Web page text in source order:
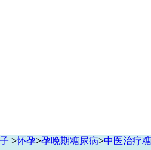
>怀孕>孕晚期糖尿病>中医治疗